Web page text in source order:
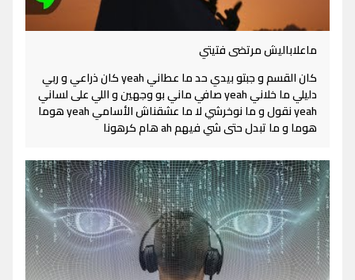
ماعلاباليش مرتضى فتيتي
كان القسم و جبتو بيدي حد ما عطاني yeah كان ذراعي و ربي
دليلي ما خلاني yeah صافي ماني بو وجهين و اللي على لساني
yeah نقول و ما نوخرشي لا ما عشقناش الأسامي yeah هوما
هوما و ما تبدل حتى شي فيهم ah هام كرهونا